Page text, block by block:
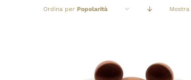
Ordina per Popolarità Mostra